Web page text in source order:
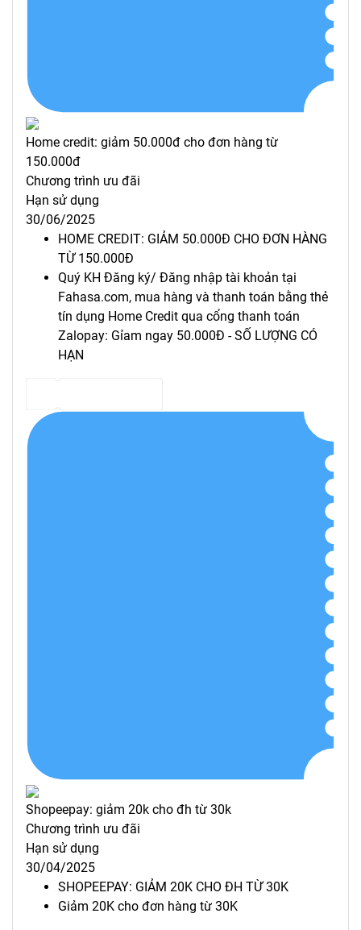
Home credit: giảm 50.000đ cho đơn hàng từ
150.000đ
Chương trình ưu đãi
Hạn sử dụng
30/06/2025
HOME CREDIT: GIẢM 50.000Đ CHO ĐƠN HÀNG
TỪ 150.000Đ
Quý KH Đăng ký/ Đăng nhập tài khoản tại
Fahasa.com, mua hàng và thanh toán bằng thẻ
tín dụng Home Credit qua cổng thanh toán
Zalopay: Gỉam ngay 50.000Đ - SỐ LƯỢNG CÓ
HẠN
Shopeepay: giảm 20k cho đh từ 30k
Chương trình ưu đãi
Hạn sử dụng
30/04/2025
SHOPEEPAY: GIẢM 20K CHO ĐH TỪ 30K
Giảm 20K cho đơn hàng từ 30K